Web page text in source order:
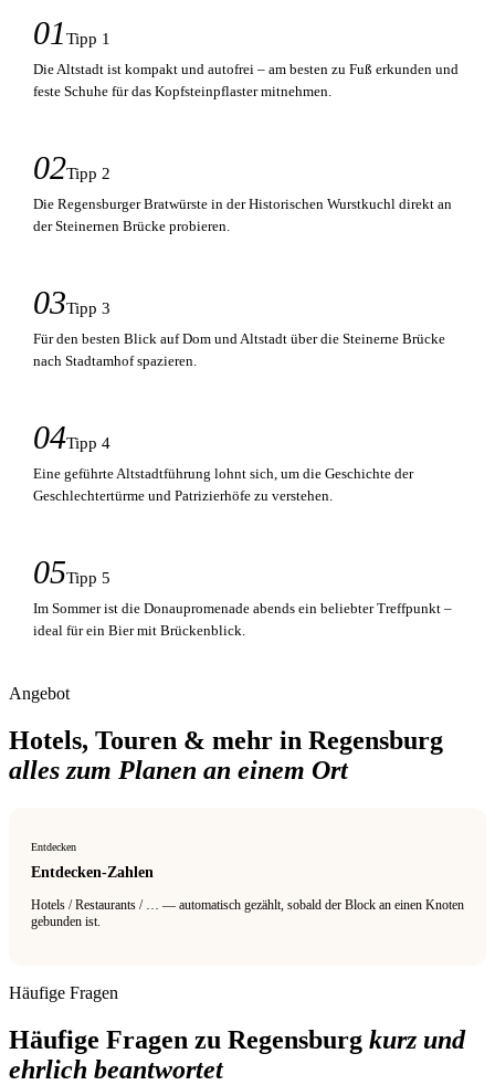
01 Tipp 1
Die Altstadt ist kompakt und autofrei – am besten zu Fuß erkunden und
feste Schuhe für das Kopfsteinpflaster mitnehmen.
02Tipp 2
Die Regensburger Bratwürste in der Historischen Wurstkuchl direkt an
der Steinernen Brücke probieren.
03Tipp 3
Für den besten Blick auf Dom und Altstadt über die Steinerne Brücke
nach Stadtamhof spazieren.
04Tipp 4
Eine geführte Altstadtführung lohnt sich, um die Geschichte der
Geschlechtertürme und Patrizierhöfe zu verstehen.
05Tipp 5
Im Sommer ist die Donaupromenade abends ein beliebter Treffpunkt –
ideal für ein Bier mit Brückenblick.
Angebot
Hotels, Touren & mehr in Regensburg
alles zum Planen an einem Ort
Entdecken
Entdecken-Zahlen
Hotels / Restaurants / … — automatisch gezählt, sobald der Block an einen Knoten
gebunden ist.
Häufige Fragen
Häufige Fragen zu Regensburg kurz und
ehrlich beantwortet